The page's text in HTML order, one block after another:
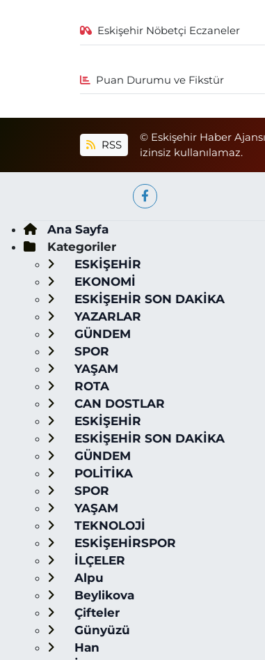
Eskişehir Nöbetçi Eczaneler
Puan Durumu ve Fikstür
RSS
© Eskişehir Haber
izinsiz kullanılamaz.
Ana Sayfa
Kategoriler
ESKİŞEHİR
EKONOMİ
ESKİŞEHİR SON DAKİKA
YAZARLAR
GÜNDEM
SPOR
YAŞAM
ROTA
CAN DOSTLAR
ESKİŞEHİR
ESKİŞEHİR SON DAKİKA
GÜNDEM
POLİTİKA
SPOR
YAŞAM
TEKNOLOJİ
ESKİŞEHİRSPOR
İLÇELER
Alpu
Beylikova
Çifteler
Günyüzü
Han